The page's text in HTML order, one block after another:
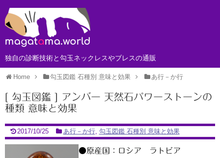
独自の診断技術と勾玉ネックレスやブレスの通販
Home 勾玉図鑑 石種別 意味と効果 あ行－か行
[ 勾玉図鑑 ] アンバー 天然石パワーストーンの
種類 意味と効果
2017/10/25 あ行－か行, 勾玉図鑑 石種別 意味と効果
●原産国：ロシア ラトビア